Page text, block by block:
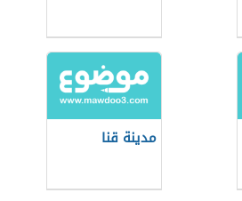
مدينة قنا